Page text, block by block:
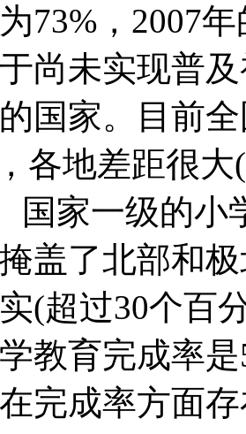
73%，2007
尚未实现普
国家。目前
各地差距很
国家一级的小
盖了北部和
(超过30个百
教育完成率
完成率方面